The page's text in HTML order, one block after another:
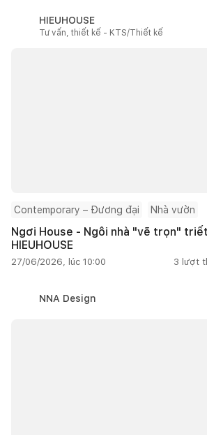
HIEUHOUSE
Tư vấn, thiết kế - KTS/Thiết kế
Contemporary – Đương đại Nhà vườn
Ngơi House - Ngôi nhà "vẽ trọn"
HIEUHOUSE
27/06/2026, lúc 10:00 3 lượt
NNA Design